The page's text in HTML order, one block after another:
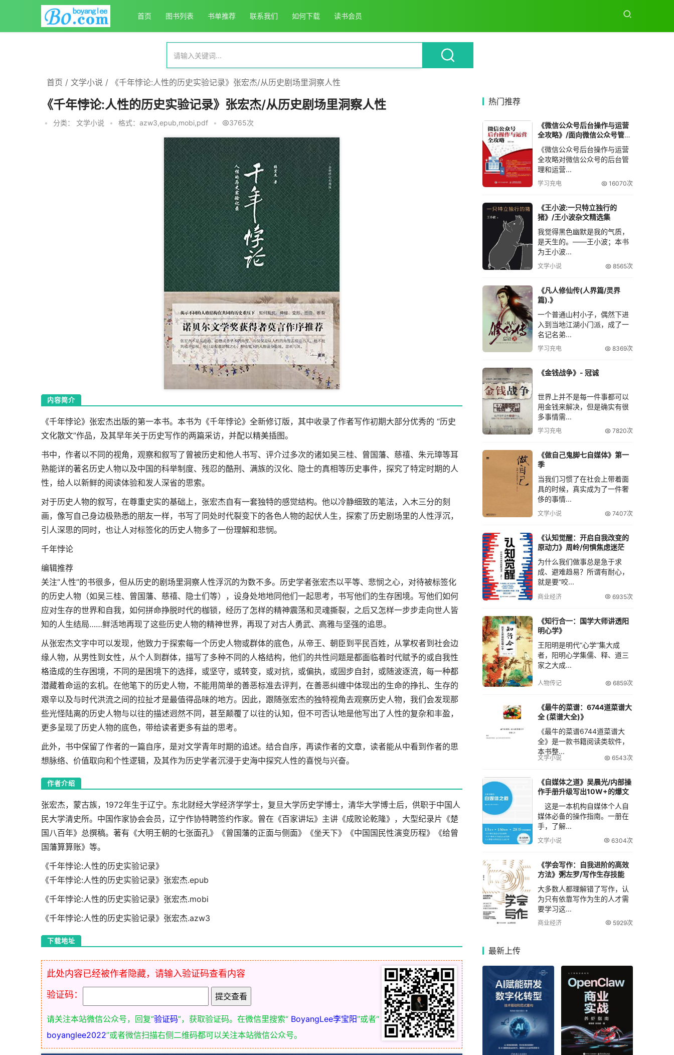
首页 图书列表 书单推荐 联系我们 如何下载 读书会员
首页 / 文学小说 / 《千年悖论:人性的历史实验记录》张宏杰/从历史剧场里洞察人性
《千年悖论:人性的历史实验记录》张宏杰/从历史剧场里洞察人性
• 分类： 文学小说 • 格式：azw3,epub,mobi,pdf • 3765次
内容简介
《千年悖论》张宏杰出版的第一本书。本书为《千年悖论》全新修订版，其中收录了作者写作初期大部分优秀的 “历史
文化散文”作品，及其早年关于历史写作的两篇采访，并配以精美插图。
书中，作者以不同的视角，观察和叙写了曾被历史和他人书写、评介过多次的诸如吴三桂、曾国藩、慈禧、朱元璋等耳
熟能详的著名历史人物以及中国的科举制度、残忍的酷刑、满族的汉化、隐士的真相等历史事件，探究了特定时期的人
性，给人以新鲜的阅读体验和发人深省的思索。
对于历史人物的叙写，在尊重史实的基础上，张宏杰自有一套独特的感觉结构。他以冷静细致的笔法，入木三分的刻
画，像写自己身边极熟悉的朋友一样，书写了同处时代裂变下的各色人物的起伏人生，探索了历史剧场里的人性浮沉，
引人深思的同时，也让人对标签化的历史人物多了一份理解和悲悯。
千年悖论
编辑推荐
关注“人性”的书很多，但从历史的剧场里洞察人性浮沉的为数不多。历史学者张宏杰以平等、悲悯之心，对待被标签化
的历史人物（如吴三桂、曾国藩、慈禧、隐士们等），设身处地地同他们一起思考，书写他们的生存困境。写他们如何
应对生存的世界和自我，如何拼命挣脱时代的枷锁，经历了怎样的精神震荡和灵魂撕裂，之后又怎样一步步走向世人皆
知的人生结局……鲜活地再现了这些历史人物的精神世界，再现了对古人勇武、高雅与坚强的追思。
从张宏杰文字中可以发现，他致力于探索每一个历史人物或群体的底色，从帝王、朝臣到平民百姓，从掌权者到社会边
缘人物，从男性到女性，从个人到群体，描写了多种不同的人格结构，他们的共性问题是都面临着时代赋予的或自我性
格造成的生存困境，不同的是困境下的选择，或坚守，或转变，或对抗，或偏执，或固步自封，或随波逐流，每一种都
潜藏着命运的玄机。在他笔下的历史人物，不能用简单的善恶标准去评判，在善恶纠缠中体现出的生命的挣扎、生存的
艰辛以及与时代洪流之间的拉扯才是最值得品味的地方。因此，跟随张宏杰的独特视角去观察历史人物，我们会发现那
些光怪陆离的历史人物与以往的描述迥然不同，甚至颠覆了以往的认知，但不可否认地是他写出了人性的复杂和丰盈，
更多呈现了历史人物的底色，带给读者更多有益的思考。
此外，书中保留了作者的一篇自序，是对文学青年时期的追述。结合自序，再读作者的文章，读者能从中看到作者的思
想脉络、价值取向和个性逻辑，及其作为历史学者沉浸于史海中探究人性的喜悦与兴奋。
作者介绍
张宏杰，蒙古族，1972年生于辽宁。东北财经大学经济学学士，复旦大学历史学博士，清华大学博士后，供职于中国人
民大学清史所。中国作家协会会员，辽宁作协特聘签约作家。曾在《百家讲坛》主讲《成败论乾隆》，大型纪录片《楚
国八百年》总撰稿。著有《大明王朝的七张面孔》《曾国藩的正面与侧面》《坐天下》《中国国民性演变历程》《给曾
国藩算算账》等。
《千年悖论:人性的历史实验记录》
《千年悖论:人性的历史实验记录》张宏杰.epub
《千年悖论:人性的历史实验记录》张宏杰.mobi
《千年悖论:人性的历史实验记录》张宏杰.azw3
下载地址
此处内容已经被作者隐藏，请输入验证码查看内容
验证码：
请关注本站微信公众号，回复“验证码”，获取验证码。在微信里搜索“ BoyangLee李宝阳”或者“
boyanglee2022”或者微信扫描右侧二维码都可以关注本站微信公众号。
热门推荐
《微信公众号后台操作与运营
全攻略》/面向微信公众号管理
和运营人员
《微信公众号后台操作与运营
全攻略对微信公众号的后台管
理和运营...
学习充电 16070次
《王小波:一只特立独行的
猪》/王小波杂文精选集
我觉得黑色幽默是我的气质，
是天生的。――王小波；本书
为王小波...
文学小说 8565次
《凡人修仙传(人界篇/灵界
篇).》
一个普通山村小子，偶然下进
入到当地江湖小门派，成了一
名记名弟...
学习充电 8369次
《金钱战争》- 冠诚
世界上并不是每一件事都可以
用金钱来解决，但是确实有很
多事情需...
学习充电 7820次
《做自己鬼脚七自媒体》第一
季
当我们习惯了在社会上带着面
具的时候，真实成为了一件奢
侈的事情...
文学小说 7407次
《认知觉醒：开启自我改变的
原动力》周岭/何惧焦虑迷茫
为什么我们做事总是急于求
成、避难趋易？所谓有耐心，
就是要“咬...
商业经济 6935次
《知行合一：国学大师讲透阳
明心学》
王阳明是明代“心学”集大成
者，阳明心学集儒、释、道三
家之大成...
人物传记 6859次
《最牛的菜谱：6744道菜谱大
全 (菜谱大全)》
《最牛的菜谱6744道菜谱大
全》是一款书籍阅读类软件，
本书整...
文学小说 6543次
《自媒体之道》吴晨光/内部操
作手册升级写出10W+的爆文
这是一本机构自媒体个人自
媒体必备的操作指南。一册在
手，了解...
文学小说 6304次
《学会写作：自我进阶的高效
方法》粥左罗/写作生存技能
大多数人都理解错了写作，认
为只有依靠写作为生的人才需
要学习这...
商业经济 5929次
最新 上传